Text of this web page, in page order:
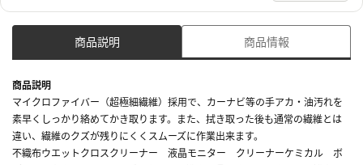
商品説明 商品情報
商品説明
マイクロファイバー（超極細繊維）採用で、カーナビ等の手アカ・油汚れを
素早くしっかり絡めてかき取ります。また、拭き取った後も通常の繊維とは
違い、繊維のクズが残りにくくスムーズに作業出来ます。
不織布ウエットクロスクリーナー 液晶モニター クリーナーケミカル ボ